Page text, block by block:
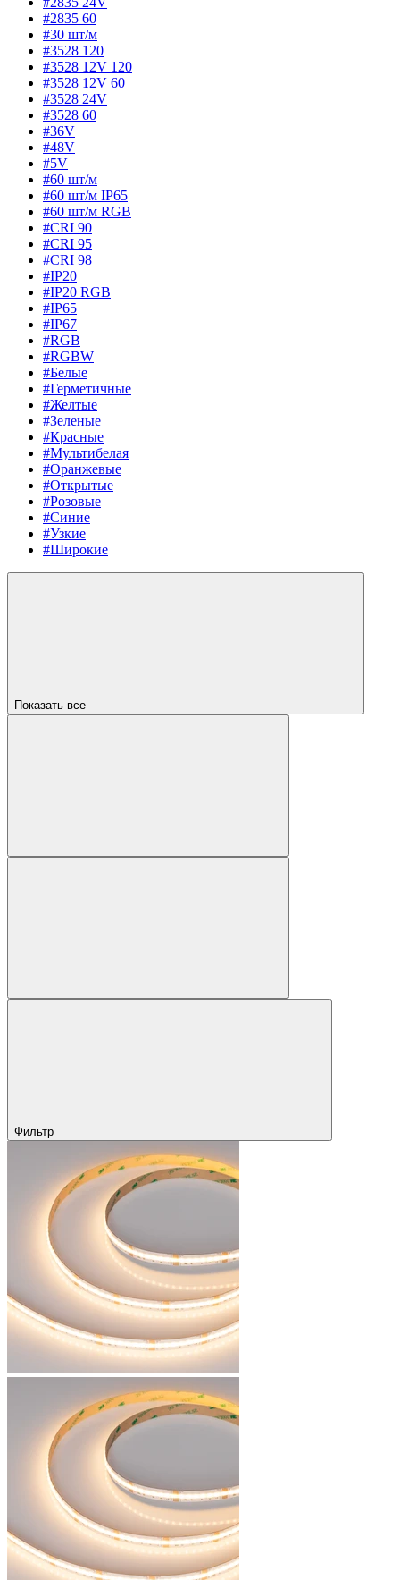
#2835 60
#30 шт/м
#3528 120
#3528 12V 120
#3528 12V 60
#3528 24V
#3528 60
#36V
#48V
#5V
#60 шт/м
#60 шт/м IP65
#60 шт/м RGB
#CRI 90
#CRI 95
#CRI 98
#IP20
#IP20 RGB
#IP65
#IP67
#RGB
#RGBW
#Белые
#Герметичные
#Желтые
#Зеленые
#Красные
#Мультибелая
#Оранжевые
#Открытые
#Розовые
#Синие
#Узкие
#Широкие
Показать все
Фильтр